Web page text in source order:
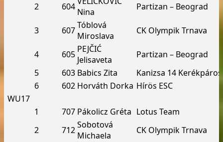
2 604 Nina
Partizan – Beograd
3 607Tóblová
Miroslava
CK Olympik Trnava
4 605 PEJČIĆ
Jelisaveta
Partizan – Beograd
5
603 Babics Zita
Kanizsa 14
6
602 Horváth Dorka Hírös ESC
WU17
1
707 Pákolicz Gréta Lotus Team
2
712Sobotová
Michaela
CK Olympik Trnava